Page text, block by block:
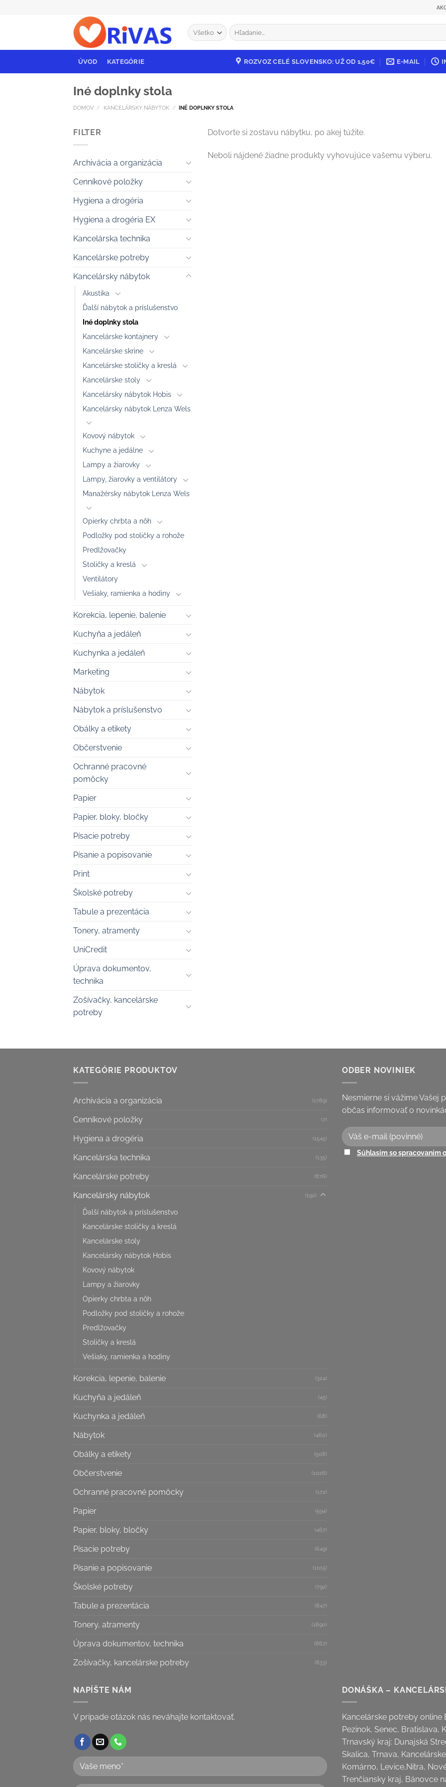
Hľadať:
ÚVOD KATEGÓRIE ROZVOZ CELÉ SLOVENSKO: UŽ OD 1,50€ E-MAIL
Iné doplnky stola
DOMOV / KANCELÁRSKY NÁBYTOK / INÉ DOPLNKY STOLA
FILTER
Archivácia a organizácia
Cenníkové položky
Hygiena a drogéria
Hygiena a drogéria EX
Kancelárska technika
Kancelárske potreby
Kancelársky nábytok
Akustika
Ďalší nábytok a príslušenstvo
Iné doplnky stola
Kancelárske kontajnery
Kancelárske skrine
Kancelárske stoličky a kreslá
Kancelárske stoly
Kancelársky nábytok Hobis
Kancelársky nábytok Lenza Wels
Kovový nábytok
Kuchyne a jedálne
Lampy a žiarovky
Lampy, žiarovky a ventilátory
Manažérsky nábytok Lenza Wels
Opierky chrbta a nôh
Podložky pod stoličky a rohože
Predlžovačky
Stoličky a kreslá
Ventilátory
Vešiaky, ramienka a hodiny
Korekcia, lepenie, balenie
Kuchyňa a jedáleň
Kuchynka a jedáleň
Marketing
Nábytok
Nábytok a príslušenstvo
Obálky a etikety
Občerstvenie
Ochranné pracovné
pomôcky
Papier
Papier, bloky, bločky
Písacie potreby
Písanie a popisovanie
Print
Školské potreby
Tabule a prezentácia
Tonery, atramenty
UniCredit
Úprava dokumentov,
technika
Zošívačky, kancelárske
potreby
Dotvorte si zostavu nábytku, po akej túžite.
Neboli nájdené žiadne produkty vyhovujúce vašemu výberu.
KATEGÓRIE PRODUKTOV
Archivácia a organizácia (1789)
Cenníkové položky (7)
Hygiena a drogéria (1545)
Kancelárska technika (135)
Kancelárske potreby (876)
Kancelársky nábytok (192)
Ďalší nábytok a príslušenstvo
Kancelárske stoličky a kreslá
Kancelárske stoly
Kancelársky nábytok Hobis
Kovový nábytok
Lampy a žiarovky
Opierky chrbta a nôh
Podložky pod stoličky a rohože
Predlžovačky
Stoličky a kreslá
Vešiaky, ramienka a hodiny
Korekcia, lepenie, balenie (324)
Kuchyňa a jedáleň (45)
Kuchynka a jedáleň (68)
Nábytok (460)
Obálky a etikety (508)
Občerstvenie (1026)
Ochranné pracovné pomôcky (172)
Papier (594)
Papier, bloky, bločky (467)
Písacie potreby (649)
Písanie a popisovanie (1105)
Školské potreby (792)
Tabule a prezentácia (847)
Tonery, atramenty (1890)
Úprava dokumentov, technika (867)
Zošívačky, kancelárske potreby (833)
ODBER NOVINIEK
Nesmierne si vážime Vašej
občas informovať o
Súhlasím so spracovaním
NAPÍŠTE NÁM
V prípade otázok nás neváhajte kontaktovať.
DONÁŠKA –
Kancelárske potreby online
Pezinok, Senec, Bratislava,
Trnavský kraj: Dunajská
Skalica, Trnava,
Komárno, Levice,Nitra,
Trenčiansky kraj, Bánovce